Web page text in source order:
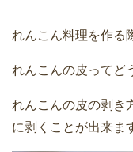
れんこん料理を作る
れんこんの皮ってど
れんこんの皮の剥き
に剥くことが出来ま